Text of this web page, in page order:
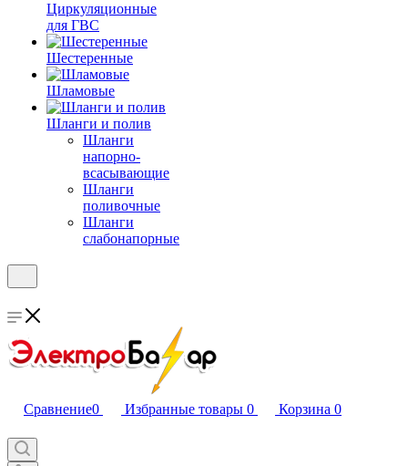
Циркуляционные
для ГВС
Шестеренные
Шламовые
Шланги и полив
Шланги
напорно-
всасывающие
Шланги
поливочные
Шланги
слабонапорные
Сравнение0 Избранные товары 0 Корзина 0